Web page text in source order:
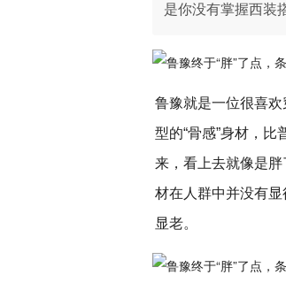
是你没有掌握西装
鲁豫就是一位很喜
型的“骨感”身材，
来，看上去就像是
材在人群中并没有
显老。